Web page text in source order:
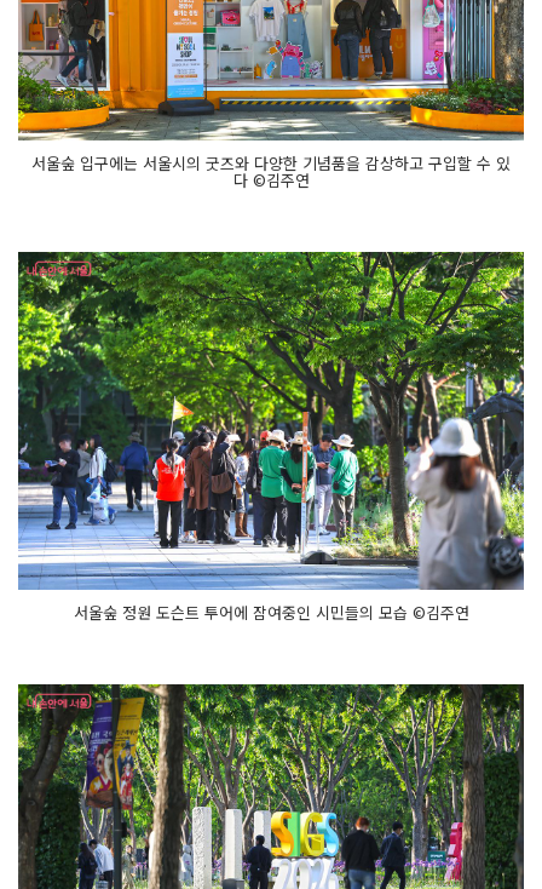
서울숲 입구에는 서울시의 굿즈와 다양한 기념품을 감상하고 구입할 수 있
다 ©김주연
서울숲 정원 도슨트 투어에 잠여중인 시민들의 모습 ©김주연